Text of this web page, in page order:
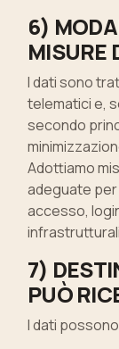
6)
MISURE
I dati sono
telematici e,
secondo
Adottiamo
adeguate
accesso,
7)
PUÒ
I dati